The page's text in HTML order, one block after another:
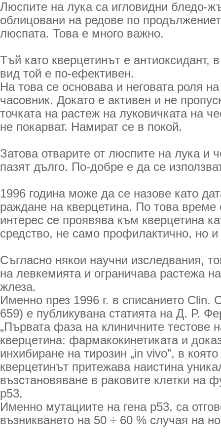
Люспите на лука са игловидни бледо-
облицовани на редове по
люспата. Това е много важно.
Тъй като кверцетинът е антиоксидант,
вид той е по-ефективен.
На това се основава и неговата роля
часовник. Докато е активен и не
точката на растеж на луковичката на
не покарват. Намират се в покой.
Затова отварите от люспите на лука и
пазят дълго. По-добре е да се
1996 година може да се назове като
раждане на кверцетина. По това време
интерес се проявява към кверцетина
средство, не само профилактично, но
Съгласно някои научни изследвания,
на левкемията и ограничава растежа
жлеза.
Именно през 1996 г. в списанието Clin.
659) е публикувана статията на Д. Р.
„Първата фаза на клиничните тестове
кверцетина: фармакокинетиката и
инхибиране на тирозин „in vivo”, в
кверцетинът притежава наистина
възстановяване в раковите клетки на
р53.
Именно мутациите на гена р53, са
възникването на 50 ÷ 60 % случая на